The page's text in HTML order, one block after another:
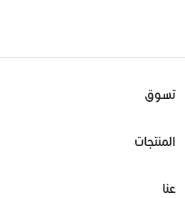
تسوق
المنتجات
عنا